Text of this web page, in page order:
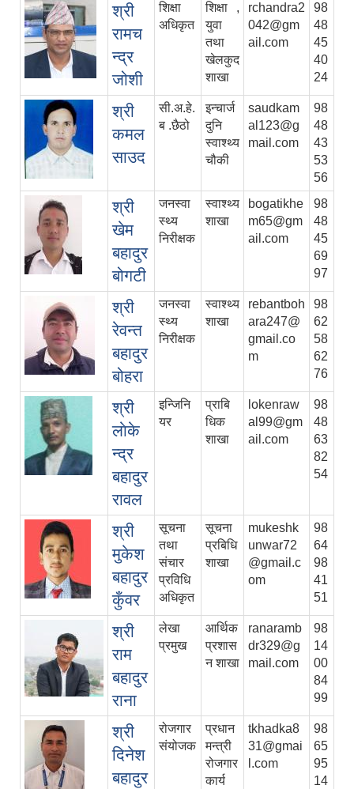
श्री
रामच
न्द्र
जोशी
शिक्षा
अधिकृत
शिक्षा ,
युवा
तथा
खेलकुद
शाखा
rchandra2
042@gm
ail.com
98
48
45
40
24
श्री
कमल
साउद
सी.अ.हे.
ब .छैठो
इन्चार्ज
दुनि
स्वाश्थ्य
चौकी
saudkam
al123@g
mail.com
98
48
43
53
56
श्री
खेम
बहादुर
बोगटी
जनस्वा
स्थ्य
निरीक्षक
स्वाश्थ्य
शाखा
bogatikhe
m65@gm
ail.com
98
48
45
69
97
श्री
रेवन्त
बहादुर
बोहरा
जनस्वा
स्थ्य
निरीक्षक
स्वाश्थ्य
शाखा
rebantboh
ara247@
gmail.co
m
98
62
58
62
76
श्री
लाेके
न्द्र
बहादुर
रावल
इन्जिनि
यर
प्राबि
धिक
शाखा
lokenraw
al99@gm
ail.com
98
48
63
82
54
श्री
मुकेश
बहादुर
कुँवर
सूचना
तथा
संचार
प्रविधि
अधिकृत
सूचना
प्रबिधि
शाखा
mukeshk
unwar72
@gmail.c
om
98
64
98
41
51
श्री
राम
बहादुर
राना
लेखा
प्रमुख
आर्थिक
प्रशास
न शाखा
ranaramb
dr329@g
mail.com
98
14
00
84
99
श्री
दिनेश
बहादुर
रोजगार
संयोजक
प्रधान
मन्त्री
रोजगार
कार्य
tkhadka8
31@gmai
l.com
98
65
95
14